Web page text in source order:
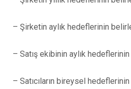
– Şirketin aylık hedeflerinin
– Satış ekibinin aylık
– Satıcıların bireysel